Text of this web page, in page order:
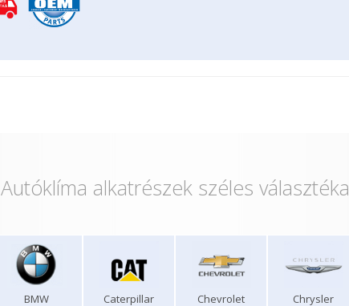
Autóklíma alkatrészek széles választéka
BMW Caterpillar Chevrolet Chrysler